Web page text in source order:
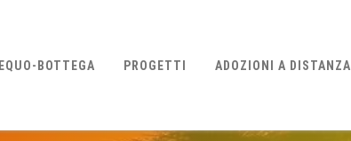
BOTTEGA PROGETTI ADOZIONI A DISTANZA